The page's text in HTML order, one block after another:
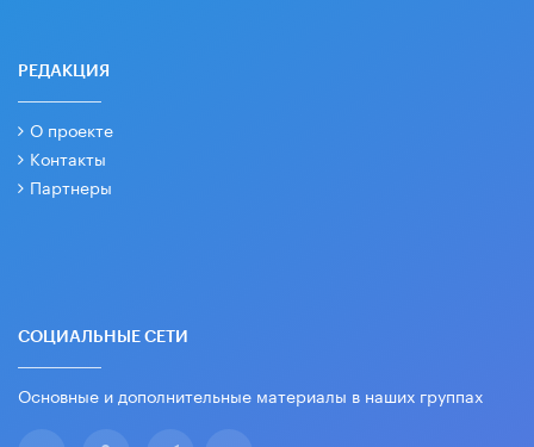
РЕДАКЦИЯ
О проекте
Контакты
Партнеры
СОЦИАЛЬНЫЕ СЕТИ
Основные и дополнительные материалы в наших группах